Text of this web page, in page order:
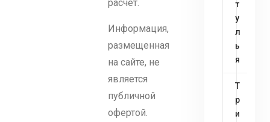
расчет.
Информация,
размещенная
на сайте, не
является
публичной
офертой.
т
у
л
ь
я
Т
р
и